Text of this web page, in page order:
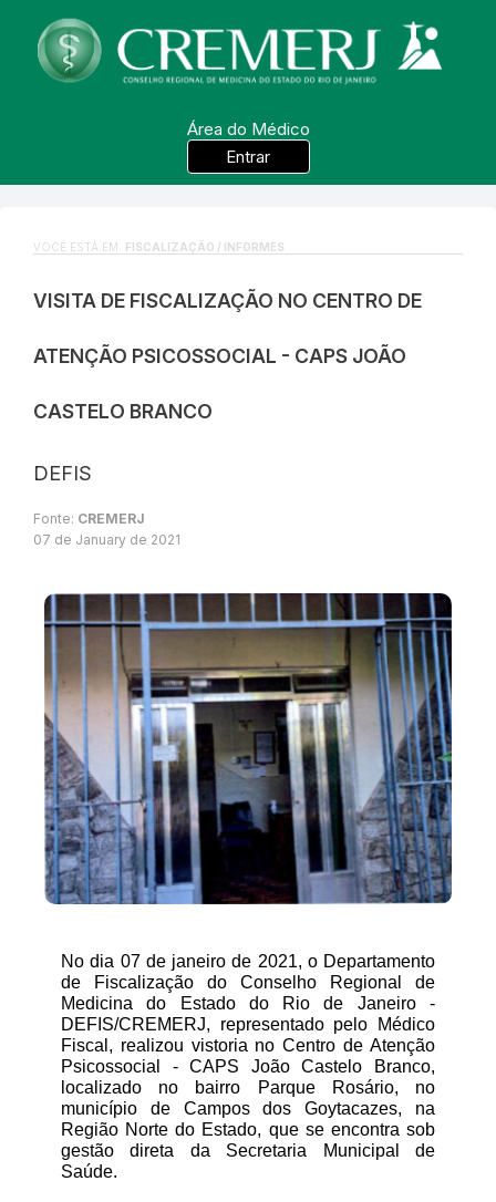
Área do Médico
Entrar
VOCÊ ESTÁ EM: FISCALIZAÇÃO / INFORMES
VISITA DE FISCALIZAÇÃO NO CENTRO DE
ATENÇÃO PSICOSSOCIAL - CAPS JOÃO
CASTELO BRANCO
DEFIS
Fonte: CREMERJ
07 de January de 2021
No dia 07 de janeiro de 2021, o Departamento
de Fiscalização do Conselho Regional de
Medicina do Estado do Rio de Janeiro -
DEFIS/CREMERJ, representado pelo Médico
Fiscal, realizou vistoria no Centro de Atenção
Psicossocial - CAPS João Castelo Branco,
localizado no bairro Parque Rosário, no
município de Campos dos Goytacazes, na
Região Norte do Estado, que se encontra sob
gestão direta da Secretaria Municipal de
Saúde.